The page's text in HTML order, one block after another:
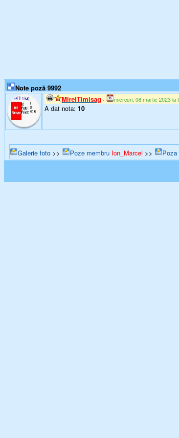
Note poză 9992
MirelTimisag - miercuri, 08 martie 2023 la
A dat nota: 10
Galerie foto >> Poze membru Ion_Marcel >> Poza